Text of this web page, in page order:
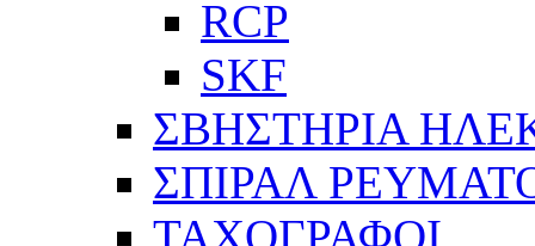
RCP
SKF
ΣΒΗΣΤΗΡΙΑ
ΣΠΙΡΑΛ